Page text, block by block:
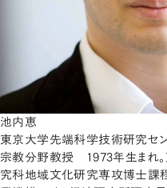
池内恵
東京大学先端科学技術研究セン
宗教分野教授 1973年生まれ
究科地域文化研究専攻博士課